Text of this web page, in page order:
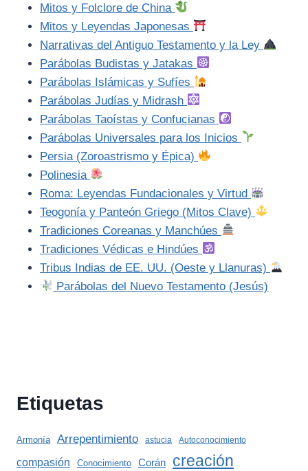
Mitos y Folclore de China
Mitos y Leyendas Japonesas
Narrativas del Antiguo Testamento y la Ley
Parábolas Budistas y Jatakas
Parábolas Islámicas y Sufíes
Parábolas Judías y Midrash
Parábolas Taoístas y Confucianas
Parábolas Universales para los Inicios
Persia (Zoroastrismo y Épica)
Polinesia
Roma: Leyendas Fundacionales y Virtud
Teogonía y Panteón Griego (Mitos Clave)
Tradiciones Coreanas y Manchúes
Tradiciones Védicas e Hindúes
Tribus Indias de EE. UU. (Oeste y Llanuras)
Parábolas del Nuevo Testamento (Jesús)
Etiquetas
Armonía Arrepentimiento astucia Autoconocimiento
compasión Conocimiento Corán creación